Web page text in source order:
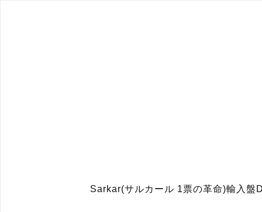
Sarkar(サルカール 1票の革命)輸入盤